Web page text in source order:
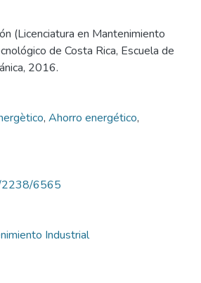
(Licenciatura en Mantenimiento
de Costa Rica, Escuela de
2016.
, Ahorro energético,
2238/6565
Industrial